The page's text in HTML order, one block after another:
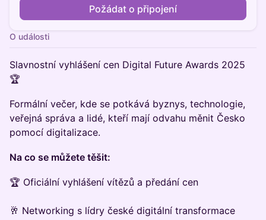
Požádat o připojení
O události
Slavnostní vyhlášení cen Digital Future Awards 2025
🏆
Formální večer, kde se potkává byznys, technologie,
veřejná správa a lidé, kteří mají odvahu měnit Česko
pomocí digitalizace.
Na co se můžete těšit:
🏆 Oficiální vyhlášení vítězů a předání cen
🥂 Networking s lídry české digitální transformace